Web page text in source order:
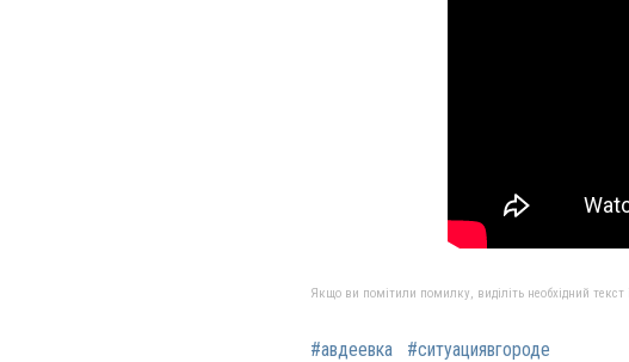
Якщо ви помітили помилку, виділіть необхідний
#авдеевка #ситуациявгороде